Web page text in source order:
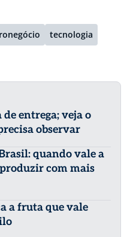
tecnologia
entrega; veja o
observar
quando vale a
com mais
a fruta que vale